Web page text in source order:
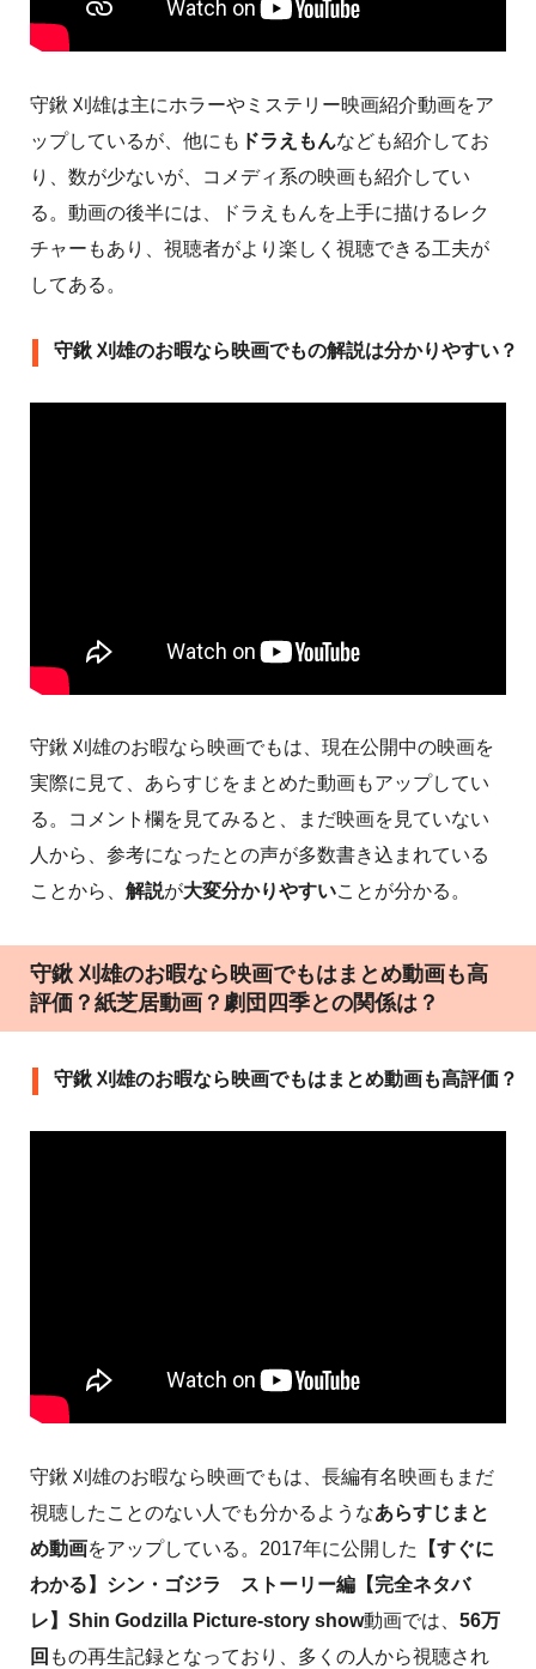
守鍬 刈雄は主にホラーやミステリー映画紹介動画をア
ップしているが、他にも ドラえもんなども紹介してお
り、数が少ないが、コメディ系の映画も紹介してい
る。動画の後半には、ドラえもんを上手に描けるレク
チャーもあり、視聴者がより楽しく視聴できる工夫が
してある。
守鍬 刈雄のお暇なら映画でもの解説は分かりやすい？
守鍬 刈雄のお暇なら映画でもは、現在公開中の映画を
実際に見て、あらすじをまとめた動画もアップしてい
る。コメント欄を見てみると、まだ映画を見ていない
人から、参考になったとの声が多数書き込まれている
ことから、 解説が大変分かりやすいことが分かる。
守鍬 刈雄のお暇なら映画でもはまとめ動画も高
評価？紙芝居動画？劇団四季との関係は？
守鍬 刈雄のお暇なら映画でもはまとめ動画も高評価？
守鍬 刈雄のお暇なら映画でもは、長編有名映画もまだ
視聴したことのない人でも分かるようなあらすじまと
め動画をアップしている。2017年に公開した
【すぐに
わかる】シン・ゴジラ ストーリー編【完全ネタバ
レ】Shin Godzilla Picture-story show動画では、 56万
回 もの再生記録となっており、多くの人から視聴され